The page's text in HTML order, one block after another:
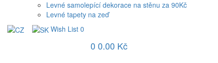
Levné samolepící dekorace na stěnu za 90Kč
Levné tapety na zeď
Wish List 0
0 0.00 Kč